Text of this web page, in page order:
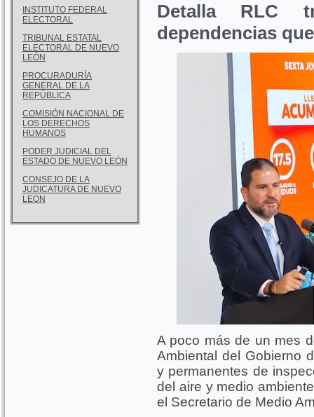
INSTITUTO FEDERAL
ELECTORAL
TRIBUNAL ESTATAL
ELECTORAL DE NUEVO
LEÓN
PROCURADURÍA
GENERAL DE LA
REPÚBLICA
COMISIÓN NACIONAL DE
LOS DERECHOS
HUMANOS
PODER JUDICIAL DEL
ESTADO DE NUEVO LEÓN
CONSEJO DE LA
JUDICATURA DE NUEVO
LEON
Detalla RLC
dependencias
A poco más de un mes
Ambiental del Gobierno
y permanentes de
del aire y medio
el Secretario de Medio